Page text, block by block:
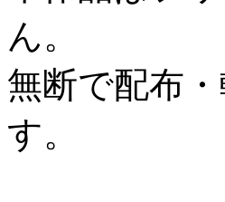
ん。
無断で配布
す。